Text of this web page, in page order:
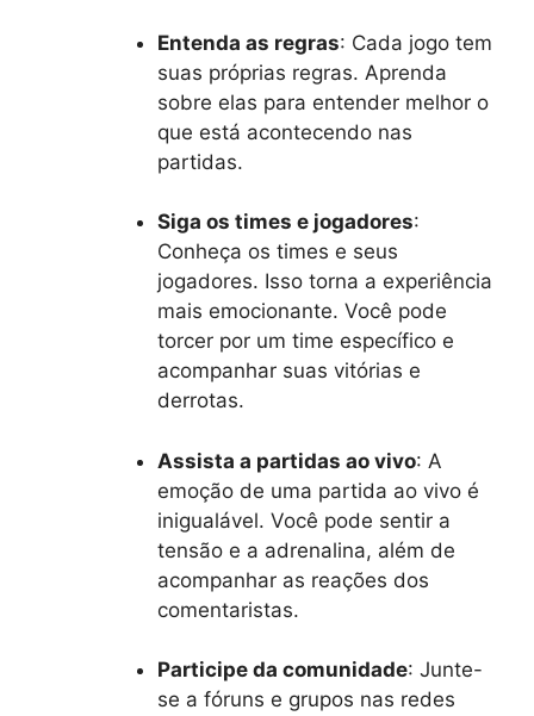
Entenda as regras: Cada jogo tem
suas próprias regras. Aprenda
sobre elas para entender melhor o
que está acontecendo nas
partidas.
Siga os times e jogadores:
Conheça os times e seus
jogadores. Isso torna a experiência
mais emocionante. Você pode
torcer por um time específico e
acompanhar suas vitórias e
derrotas.
Assista a partidas ao vivo: A
emoção de uma partida ao vivo é
inigualável. Você pode sentir a
tensão e a adrenalina, além de
acompanhar as reações dos
comentaristas.
Participe da comunidade: Junte-
se a fóruns e grupos nas redes